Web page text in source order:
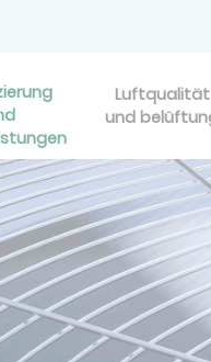
Luftqualität
und